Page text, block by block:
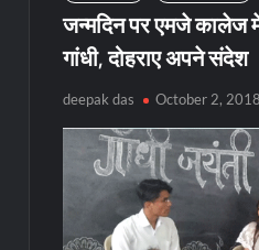
जन्मदिन पर एमजे कालेज
गांधी, दोहराए अपने संदेश
deepak das October 2, 2018